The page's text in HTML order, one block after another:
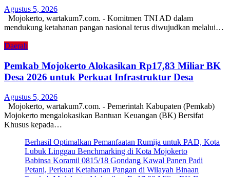
Agustus 5, 2026
Mojokerto, wartakum7.com. - Komitmen TNI AD dalam
mendukung ketahanan pangan nasional terus diwujudkan melalui…
Daerah
Pemkab Mojokerto Alokasikan Rp17,83 Miliar BK
Desa 2026 untuk Perkuat Infrastruktur Desa
Agustus 5, 2026
Mojokerto, wartakum7.com. - Pemerintah Kabupaten (Pemkab)
Mojokerto mengalokasikan Bantuan Keuangan (BK) Bersifat
Khusus kepada…
Berhasil Optimalkan Pemanfaatan Rumija untuk PAD, Kota
Lubuk Linggau Benchmarking di Kota Mojokerto
Babinsa Koramil 0815/18 Gondang Kawal Panen Padi
Petani, Perkuat Ketahanan Pangan di Wilayah Binaan